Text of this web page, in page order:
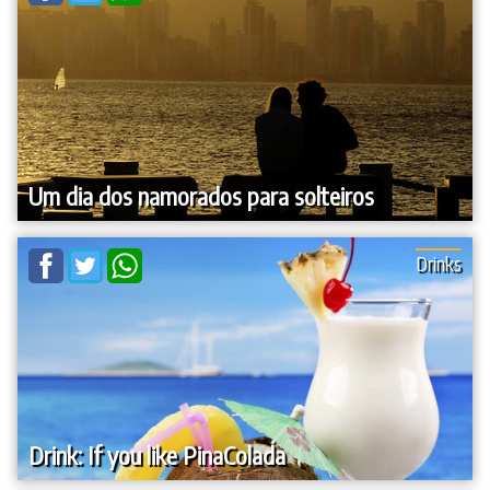
Um dia dos namorados para solteiros
Drink: If you like PinaColada
Drinks